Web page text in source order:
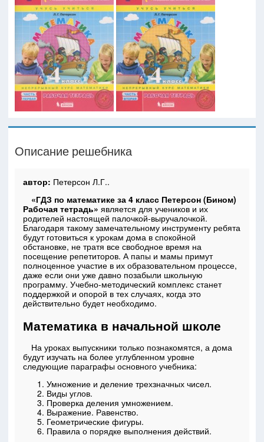
Описание решебника
автор: Петерсон Л.Г..
«ГДЗ по математике за 4 класс Петерсон (Бином)
Рабочая тетрадь»является для учеников и их
родителей настоящей палочкой-выручалочкой.
Благодаря такому замечательному инструменту ребята
будут готовиться к урокам дома в спокойной
обстановке, не тратя все свободное время на
посещение репетиторов. А папы и мамы примут
полноценное участие в их образовательном процессе,
даже если они уже давно позабыли школьную
программу. Учебно-методический комплекс станет
поддержкой и опорой в тех случаях, когда это
действительно будет необходимо.
Математика в начальной школе
На уроках выпускники только познакомятся, а дома
будут изучать на более углубленном уровне
следующие параграфы основного учебника:
Умножение и деление трехзначных чисел.
Виды углов.
Проверка деления умножением.
Выражение. Равенство.
Геометрические фигуры.
Правила о порядке выполнения действий.